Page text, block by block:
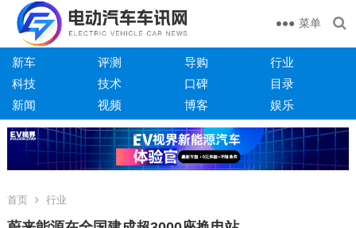
菜单
新车 评测 导购
行业
科技
技术 口碑
目录
新闻
视频 博客 娱乐
首页 行业